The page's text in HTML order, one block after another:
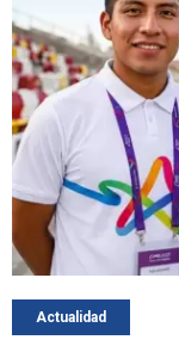
Actualidad